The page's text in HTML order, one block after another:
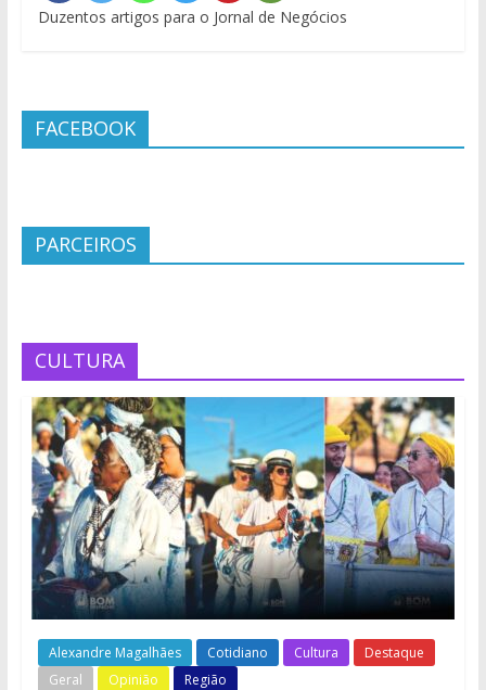
Duzentos artigos para o Jornal de Negócios
FACEBOOK
PARCEIROS
CULTURA
Alexandre Magalhães Cotidiano Cultura
Destaque
Geral
Opinião Região